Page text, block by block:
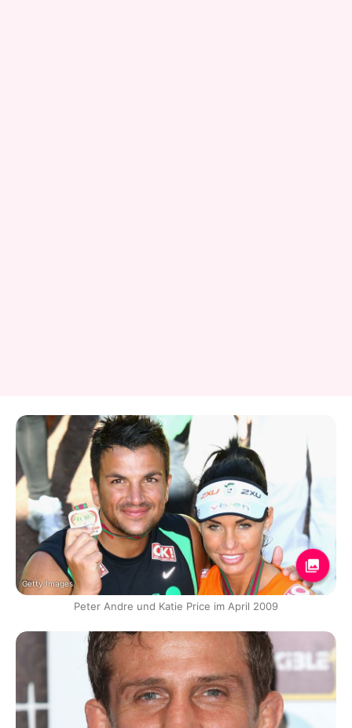
Getty Images
Peter Andre und Katie Price im April 2009